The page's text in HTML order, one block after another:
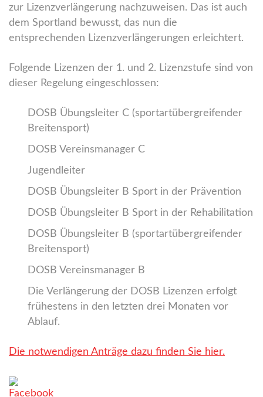
zur Lizenzverlängerung nachzuweisen. Das ist auch
dem Sportland bewusst, das nun die
entsprechenden Lizenzverlängerungen erleichtert.
Folgende Lizenzen der 1. und 2. Lizenzstufe sind von
dieser Regelung eingeschlossen:
DOSB Übungsleiter C (sportartübergreifender
Breitensport)
DOSB Vereinsmanager C
Jugendleiter
DOSB Übungsleiter B Sport in der Prävention
DOSB Übungsleiter B Sport in der Rehabilitation
DOSB Übungsleiter B (sportartübergreifender
Breitensport)
DOSB Vereinsmanager B
Die Verlängerung der DOSB Lizenzen erfolgt
frühestens in den letzten drei Monaten vor
Ablauf.
Die notwendigen Anträge dazu finden Sie hier.